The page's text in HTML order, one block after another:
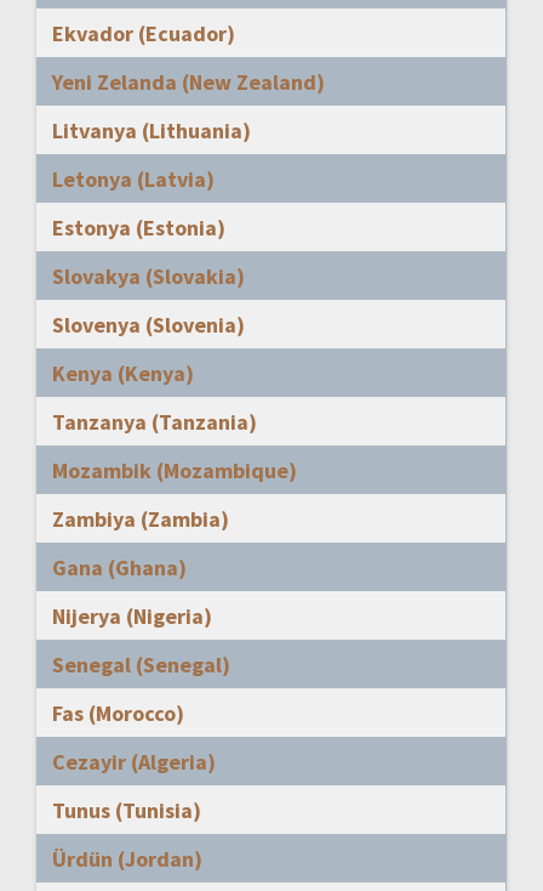
Ekvador (Ecuador)
Yeni Zelanda (New Zealand)
Litvanya (Lithuania)
Letonya (Latvia)
Estonya (Estonia)
Slovakya (Slovakia)
Slovenya (Slovenia)
Kenya (Kenya)
Tanzanya (Tanzania)
Mozambik (Mozambique)
Zambiya (Zambia)
Gana (Ghana)
Nijerya (Nigeria)
Senegal (Senegal)
Fas (Morocco)
Cezayir (Algeria)
Tunus (Tunisia)
Ürdün (Jordan)